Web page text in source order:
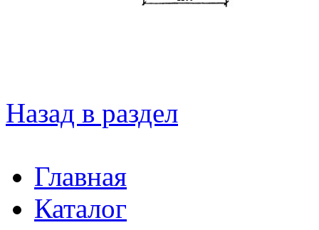
Назад в раздел
Главная
Каталог